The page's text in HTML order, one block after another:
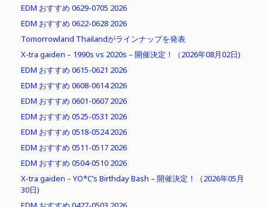
EDM おすすめ 0629-0705 2026
EDM おすすめ 0622-0628 2026
Tomorrowland Thailandがラインナップを発表
X-tra gaiden – 1990s vs 2020s – 開催決定！（2026年08月02日)
EDM おすすめ 0615-0621 2026
EDM おすすめ 0608-0614 2026
EDM おすすめ 0601-0607 2026
EDM おすすめ 0525-0531 2026
EDM おすすめ 0518-0524 2026
EDM おすすめ 0511-0517 2026
EDM おすすめ 0504-0510 2026
X-tra gaiden – YO*C’s Birthday Bash – 開催決定！（2026年05月
30日)